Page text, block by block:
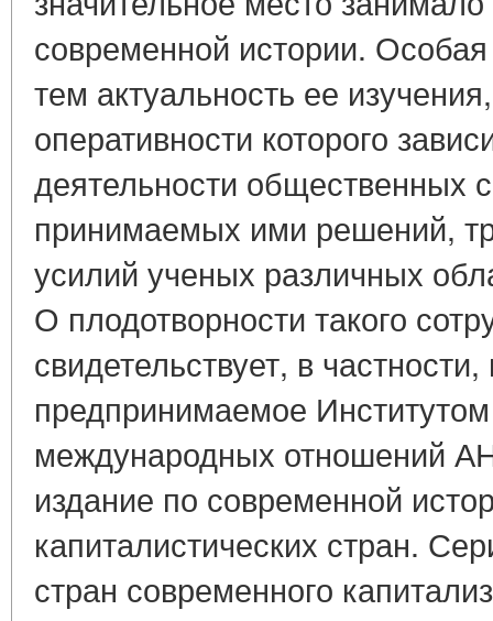
современной истории.
тем актуальность ее
оперативности которого
деятельности общественных
принимаемых ими решений,
усилий ученых различных
О плодотворности такого
свидетельствует, в
предпринимаемое
международных отношений
издание по современной
капиталистических стран.
стран современного